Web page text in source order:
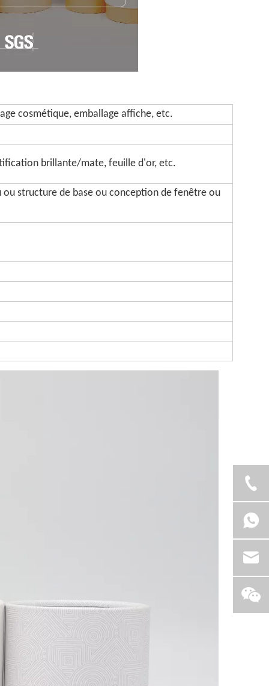
cosmétique, emballage affiche, etc.
brillante/mate, feuille d'or, etc.
structure de base ou conception de fenêtre ou